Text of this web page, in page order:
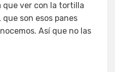
ver con la tortilla
son esos panes
Así que no las